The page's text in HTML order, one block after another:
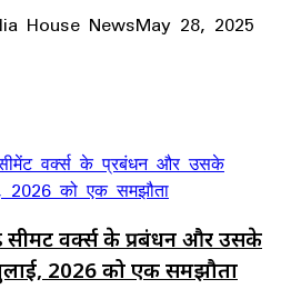
House NewsMay 28, 2025
सीमेंट वर्क्स के प्रबंधन और उसके
2026 को एक समझौता